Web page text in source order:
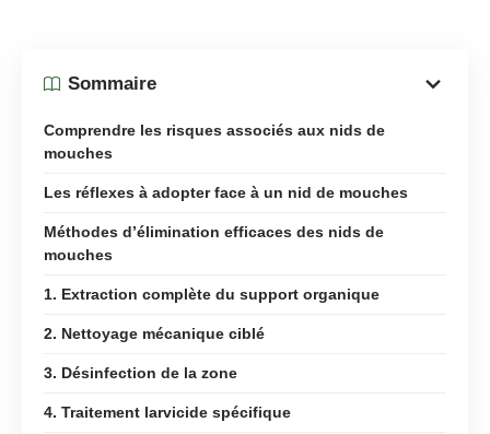
Sommaire
Comprendre les risques associés aux nids de
mouches
Les réflexes à adopter face à un nid de mouches
Méthodes d’élimination efficaces des nids de
mouches
1. Extraction complète du support organique
2. Nettoyage mécanique ciblé
3. Désinfection de la zone
4. Traitement larvicide spécifique